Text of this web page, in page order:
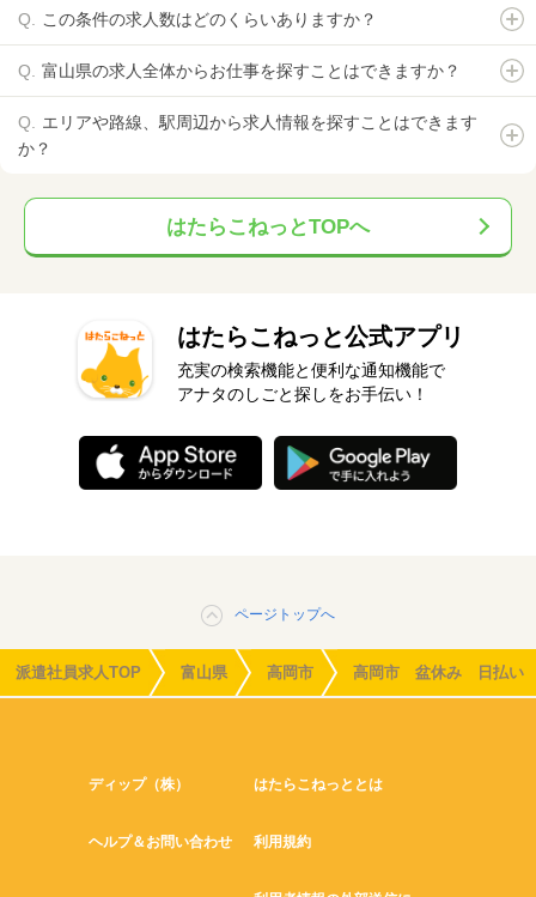
この条件の求人数はどのくらいありますか？
富山県の求人全体からお仕事を探すことはできますか？
エリアや路線、駅周辺から求人情報を探すことはできます
か？
はたらこねっとTOPへ
はたらこねっと公式アプリ
充実の検索機能と便利な通知機能で
アナタのしごと探しをお手伝い！
ページトップへ
派遣社員求人TOP 富山県 高岡市 高岡市 盆休み 日払い
ディップ（株） はたらこねっととは
ヘルプ＆お問い合わせ 利用規約